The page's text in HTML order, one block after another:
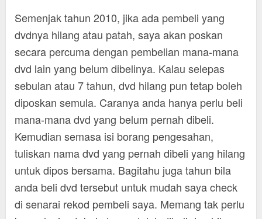
Semenjak tahun 2010, jika ada pembeli yang
dvdnya hilang atau patah, saya akan poskan
secara percuma dengan pembelian mana-mana
dvd lain yang belum dibelinya. Kalau selepas
sebulan atau 7 tahun, dvd hilang pun tetap boleh
diposkan semula. Caranya anda hanya perlu beli
mana-mana dvd yang belum pernah dibeli.
Kemudian semasa isi borang pengesahan,
tuliskan nama dvd yang pernah dibeli yang hilang
untuk dipos bersama. Bagitahu juga tahun bila
anda beli dvd tersebut untuk mudah saya check
di senarai rekod pembeli saya. Memang tak perlu